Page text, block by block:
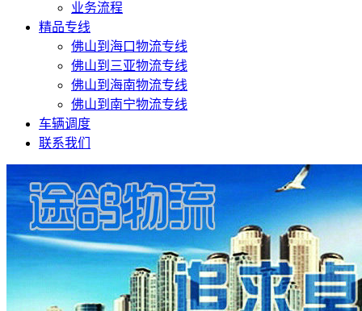
业务流程
精品专线
佛山到海口物流专线
佛山到三亚物流专线
佛山到海南物流专线
佛山到南宁物流专线
车辆调度
联系我们